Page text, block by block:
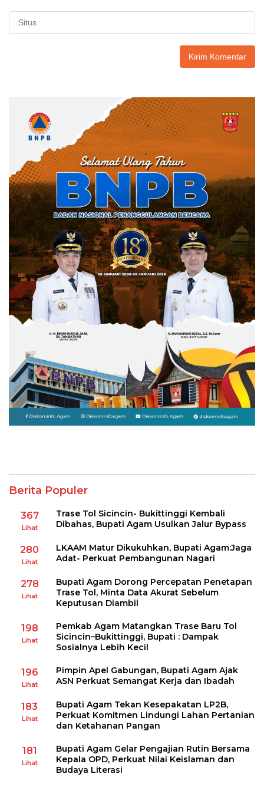
Berita Populer
367
Lihat
Trase Tol Sicincin- Bukittinggi Kembali
Dibahas, Bupati Agam Usulkan Jalur Bypass
280
Lihat
LKAAM Matur Dikukuhkan, Bupati Agam:Jaga
Adat- Perkuat Pembangunan Nagari
278
Lihat
Bupati Agam Dorong Percepatan Penetapan
Trase Tol, Minta Data Akurat Sebelum
Keputusan Diambil
198
Lihat
Pemkab Agam Matangkan Trase Baru Tol
Sicincin–Bukittinggi, Bupati : Dampak
Sosialnya Lebih Kecil
196
Lihat
Pimpin Apel Gabungan, Bupati Agam Ajak
ASN Perkuat Semangat Kerja dan Ibadah
183
Lihat
Bupati Agam Tekan Kesepakatan LP2B,
Perkuat Komitmen Lindungi Lahan Pertanian
dan Ketahanan Pangan
181
Lihat
Bupati Agam Gelar Pengajian Rutin Bersama
Kepala OPD, Perkuat Nilai Keislaman dan
Budaya Literasi